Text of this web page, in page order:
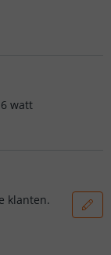
watt
klanten.